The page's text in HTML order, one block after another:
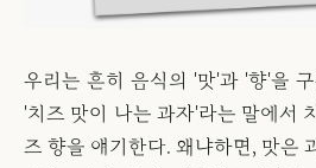
우리는 흔히 음식의 '맛'과 '향'을
'치즈 맛이 나는 과자'라는 말에서
즈 향을 얘기한다. 왜냐하면, 맛은